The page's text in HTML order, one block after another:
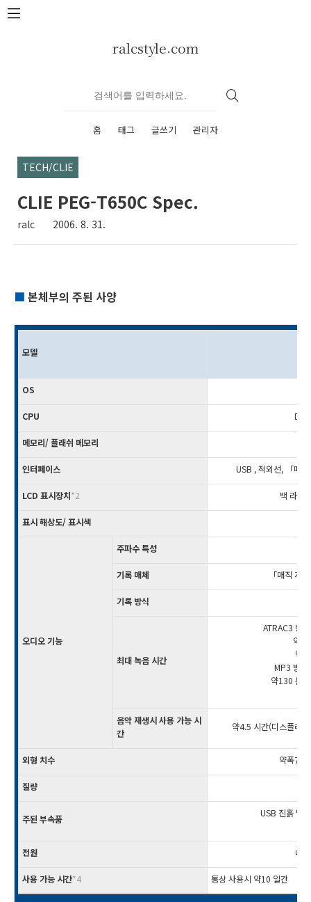
본문 바로가기
ralcstyle.com
홈 태그 글쓰기 관리자
TECH/CLIE
CLIE PEG-T650C Spec.
ralc 2006. 8. 31.
■ 본체부의 주된 사양
모델
OS
CPU
메모리/ 플래쉬 메모리
인터페이스 USB , 적외선, 「메
LCD 표시장치*2 백 라이
표시 해상도/ 표시색
오디오 기능
주파수 특성
기록 매체 「매직 게
기록 방식
최대 녹음 시간
ATRAC3 방
약
약
MP3 방
약130 분
음악 재생시 사용 가능 시
간
약4.5 시간(디스플레
외형 치수 약폭
질량
주된 부속품
USB 진흙 달
전원 내
사용 가능 시간*4 통상 사용시 약10 일간